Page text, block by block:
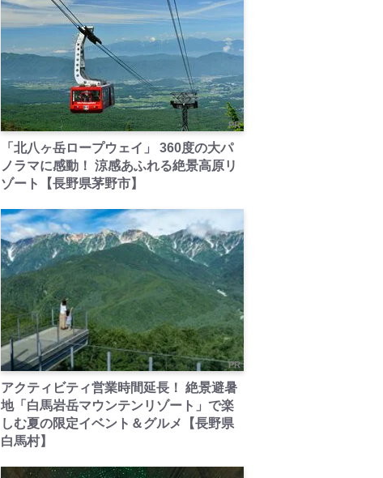
PR
「北八ヶ岳ロープウェイ」 360度の大パ
ノラマに感動！ 涼感あふれる絶景高原リ
ゾート【長野県茅野市】
PR
アクティビティ営業時間延長！ 絶景避暑
地「白馬岩岳マウンテンリゾート」で楽
しむ夏の限定イベント＆グルメ【長野県
白馬村】